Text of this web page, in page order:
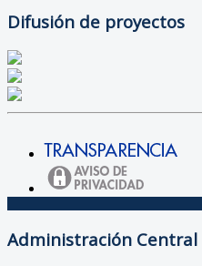
Difusión de proyectos
Administración Central